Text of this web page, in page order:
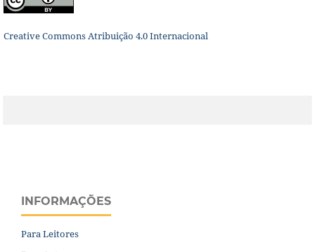
Creative Commons Atribuição 4.0 Internacional
INFORMAÇÕES
Para Leitores